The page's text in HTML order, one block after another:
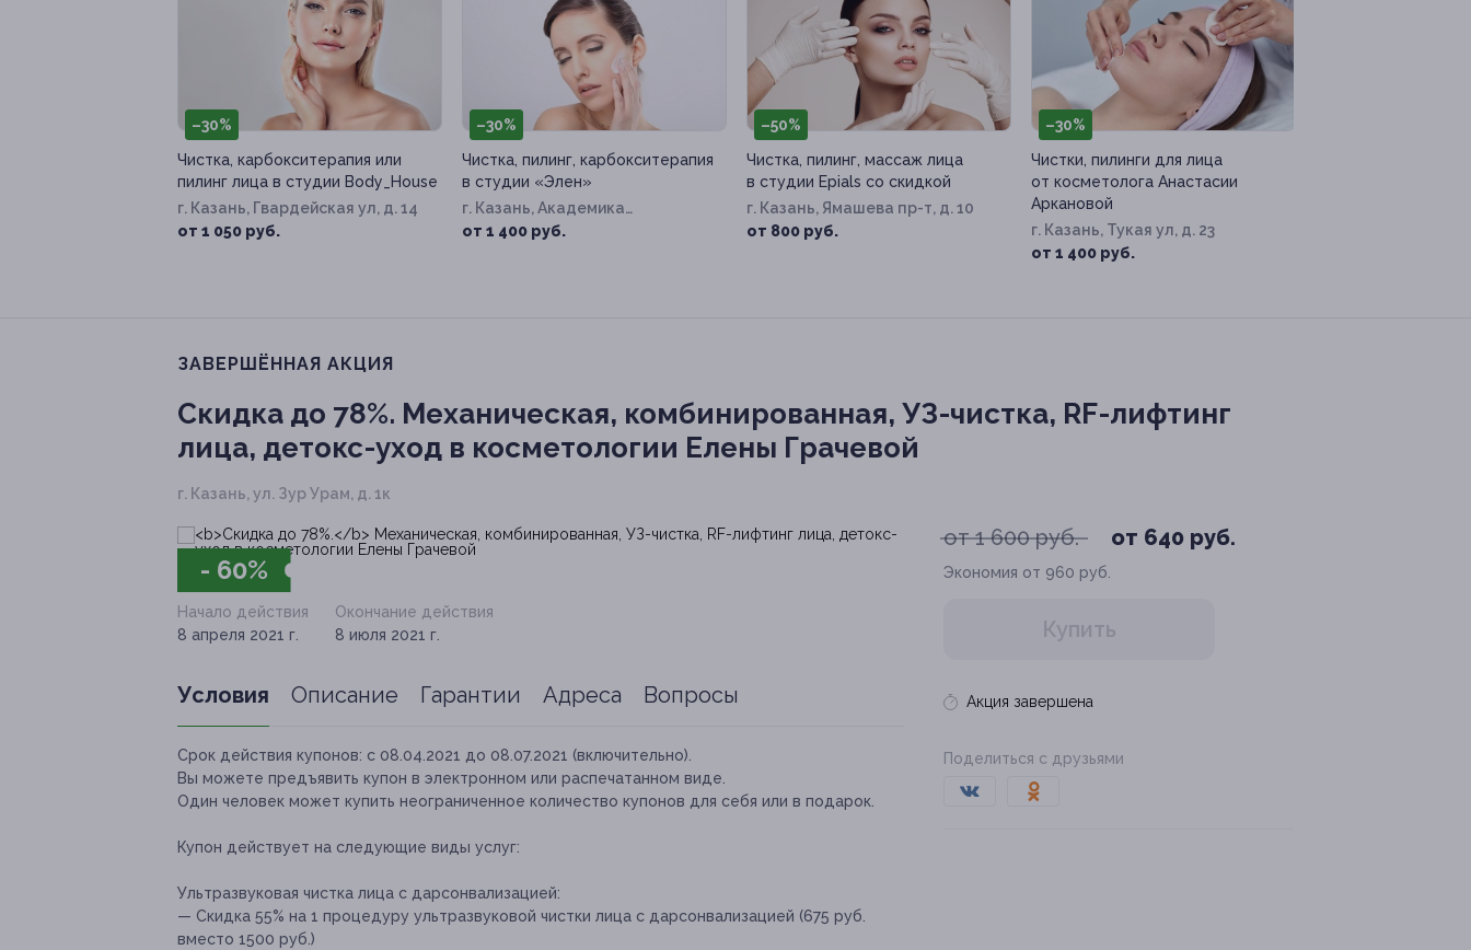
–30%
Чистка, карбокситерапия или
пилинг лица в студии Body_House
г. Казань, Гвардейская ул, д. 14
от 1 050 руб.
–30%
Чистка, пилинг, карбокситерапия
в студии «Элен»
г. Казань, Академика
Лаврентьева ул, д. 3
от 1 400 руб.
–50%
Чистка, пилинг, массаж лица
в студии Epials со скидкой
г. Казань, Ямашева пр-т, д. 10
от 800 руб.
–30%
Чистки, пилинги для лица
от косметолога Анастасии
Аркановой
г. Казань, Тукая ул, д. 23
от 1 400 руб.
ЗАВЕРШЁННАЯ АКЦИЯ
Скидка до 78%. Механическая, комбинированная, УЗ-чистка, RF-лифтинг
лица, детокс-уход в косметологии Елены Грачевой
г. Казань, ул. Зур Урам, д. 1к
- 60%
от 1 600 руб. от 640 руб.
Экономия от 960 руб.
Купить
Акция завершена
Поделиться с друзьями
Начало действия
8 апреля 2021 г.
Окончание действия
8 июля 2021 г.
Условия Описание Гарантии Адреса Вопросы
Срок действия купонов: с 08.04.2021 до 08.07.2021 (включительно).
Вы можете предъявить купон в электронном или распечатанном виде.
Один человек может купить неограниченное количество купонов для себя или в подарок.
Купон действует на следующие виды услуг:
Ультразвуковая чистка лица с дарсонвализацией:
— Скидка 55% на 1 процедуру ультразвуковой чистки лица с дарсонвализацией (675 руб.
вместо 1500 руб.)